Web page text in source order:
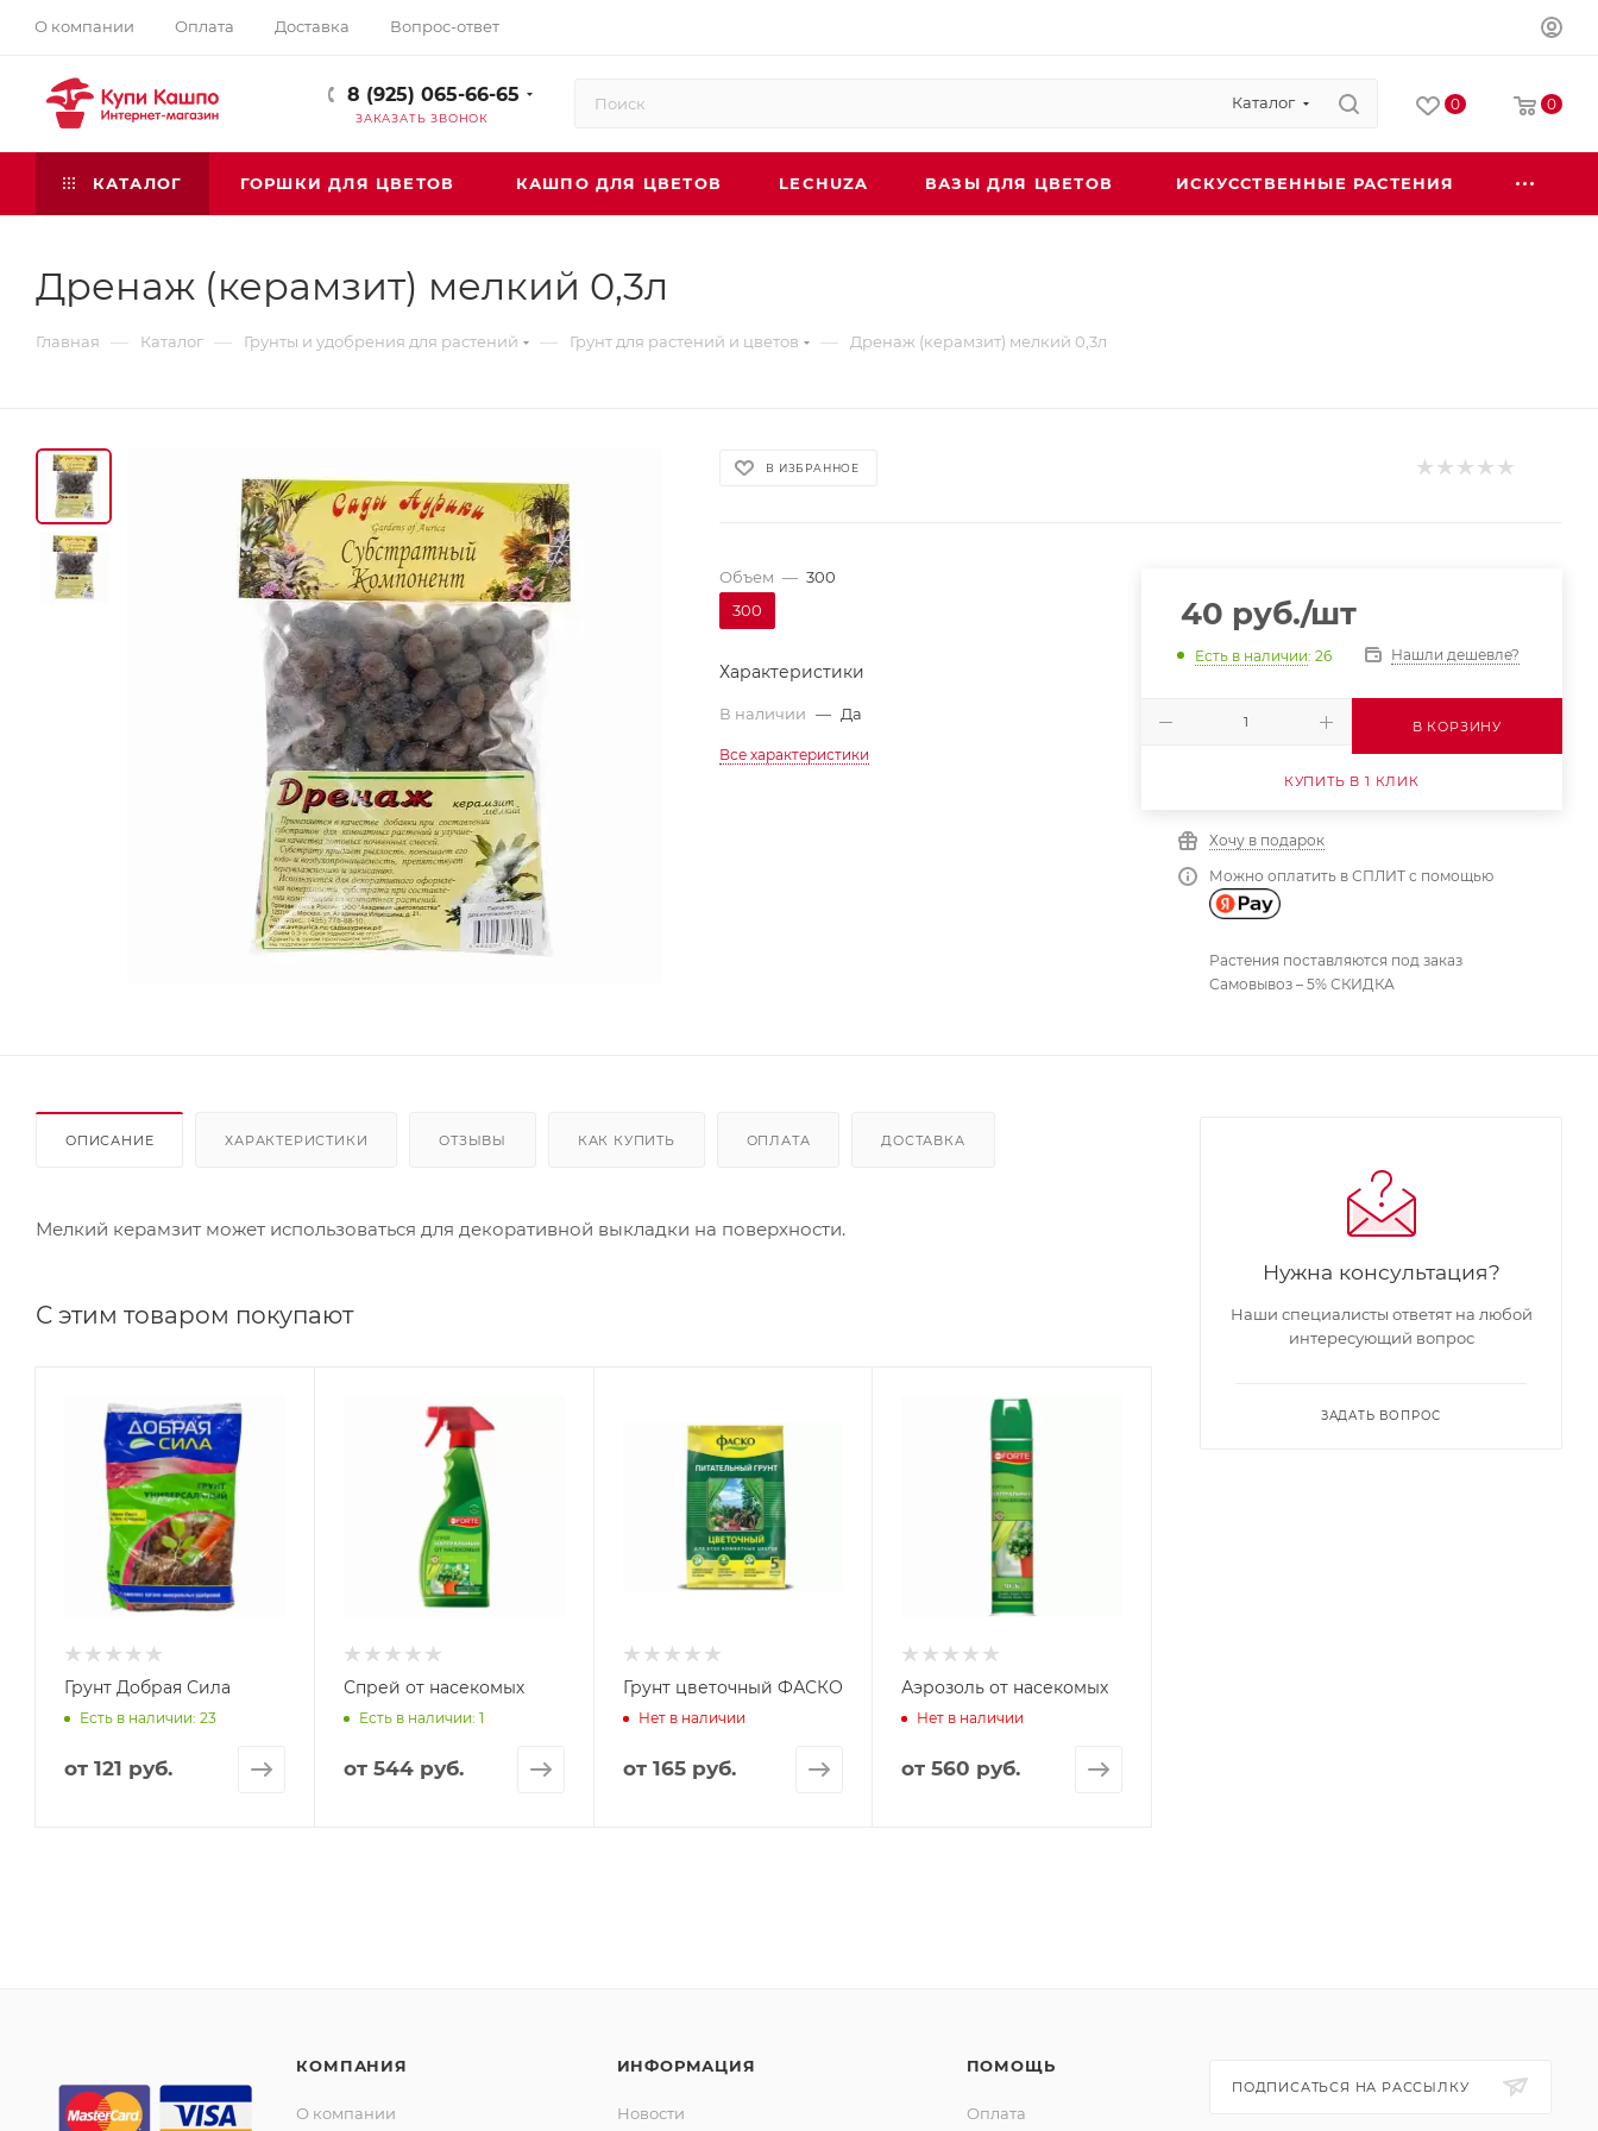
О компании Оплата Доставка Вопрос-ответ
8 (925) 065-66-65
ЗАКАЗАТЬ ЗВОНОК
Каталог 0 0
КАТАЛОГ ГОРШКИ ДЛЯ ЦВЕТОВ КАШПО ДЛЯ ЦВЕТОВ LECHUZA ВАЗЫ ДЛЯ ЦВЕТОВ ИСКУССТВЕННЫЕ РАСТЕНИЯ
Дренаж (керамзит) мелкий 0,3л
Главная — Каталог — Грунты и удобрения для растений — Грунт для растений и цветов — Дренаж (керамзит) мелкий 0,3л
В ИЗБРАННОЕ
Объем — 300
300
Характеристики
В наличии — Да
Все характеристики
40 руб./шт
Есть в наличии: 26 Нашли дешевле?
В КОРЗИНУ
КУПИТЬ В 1 КЛИК
Хочу в подарок
Можно оплатить в СПЛИТ с помощью
Растения поставляются под заказ
Самовывоз – 5% СКИДКА
ОПИСАНИЕ ХАРАКТЕРИСТИКИ ОТЗЫВЫ КАК КУПИТЬ ОПЛАТА ДОСТАВКА
Мелкий керамзит может использоваться для декоративной выкладки на поверхности.
С этим товаром покупают
Грунт Добрая Сила
Есть в наличии: 23
от 121 руб.
Спрей от насекомых
Есть в наличии: 1
от 544 руб.
Грунт цветочный ФАСКО
Нет в наличии
от 165 руб.
Аэрозоль от насекомых
Нет в наличии
от560 руб.
Нужна консультация?
Наши специалисты ответят на любой
интересующий вопрос
ЗАДАТЬ ВОПРОС
КОМПАНИЯ
О компании
ИНФОРМАЦИЯ
Новости
ПОМОЩЬ
Оплата
ПОДПИСАТЬСЯ НА РАССЫЛКУ